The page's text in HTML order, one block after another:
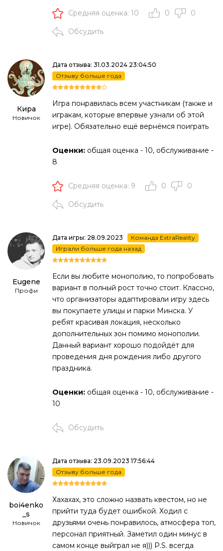
Средняя оценка: 10 0 0
Обсудить
Кира
Новичок
Дата отзыва: 31.03.2024 23:04:50
Отзыву больше года
Игра понравилась всем участникам (также и
игракам, которые впервые узнали об этой
игре). Обязательно ещё вернёмся поиграть
Оценки: общая оценка - 10, обслуживание -
8
Средняя оценка: 9 0 0
Обсудить
Eugene
Профи
Дата игры: 28.09.2023
Команда ExtraReality
Играли больше года назад
Если вы любите монополию, то попробовать
вариант в полный рост точно стоит. Классно,
что организаторы адаптировали игру здесь
вы покупаете улицы и парки Минска. У
ребят красивая локация, несколько
дополнительных зон помимо монополии.
Данный вариант хорошо подойдёт для
проведения дня рождения либо другого
праздника.
Оценки: общая оценка - 10, обслуживание -
10
Обсудить
boi4enko
_s
Новичок
Дата отзыва: 23.09.2023 17:56:44
Отзыву больше года
Хахахах, это сложно назвать квестом, но не
прийти туда будет ошибкой. Ходил с
друзьями очень понравилось, атмосфера топ,
персонал приятный. Заметил один минус в
самом конце выйграл не я))) P.S. всегда